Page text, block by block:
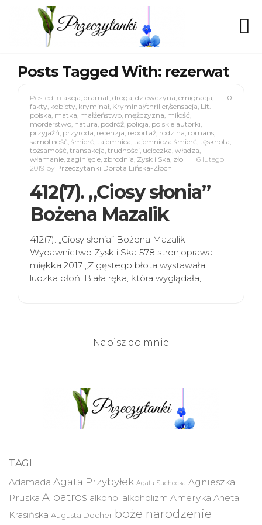
Posts Tagged With: rezerwat
0
Posted in akcja, dramat, droga, dziewczyna, emigracja,
fakty, kobiety, kryminał, Kryminał/thriller/sensacja, Lit.
polska, matka, małżeństwo, mężczyzna, miłość,
morderstwo, natura, podróż, policja, polskie autorki,
przyjaźń, przyroda, recenzja, reportaż, rodzina, romans,
samotność, śmierć, tajemnica, tajemnicza śmierć, tęsknota,
tożsamość, transakcja, trudności, ucieczka, władza,
włamanie, zaginięcie, zbrodnia, Zysk i Ska, zło
6 lutego
2019 by Przeczytanki Dorota Lińska-Złoch
412(7). „Ciosy słonia”
Bożena Mazalik
412(7). „Ciosy słonia” Bożena Mazalik
Wydawnictwo Zysk i Ska 578 stron,oprawa
miękka 2017 „Z gęstego błota wystawała
ludzka dłoń. Biała ręka, która wyglądała,…
Napisz do mnie
TAGI
Adamada Agata Przybyłek Agata Suchocka Agnieszka
Pruska Albatros alkohol alkoholizm Ameryka Aneta
Krasińska Augusta Docher boże narodzenie